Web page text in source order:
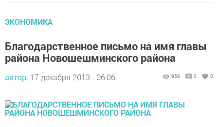
ЭКОНОМИКА
Благодарственное письмо на имя главы
района Новошешминского района
автор, 17 декабря 2013 - 06:06 958 0 0